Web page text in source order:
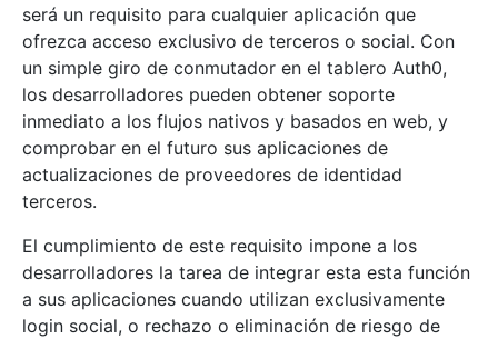
será un requisito para cualquier aplicación que
ofrezca acceso exclusivo de terceros o social. Con
un simple giro de conmutador en el tablero Auth0,
los desarrolladores pueden obtener soporte
inmediato a los flujos nativos y basados en web, y
comprobar en el futuro sus aplicaciones de
actualizaciones de proveedores de identidad
terceros.
El cumplimiento de este requisito impone a los
desarrolladores la tarea de integrar esta esta función
a sus aplicaciones cuando utilizan exclusivamente
login social, o rechazo o eliminación de riesgo de